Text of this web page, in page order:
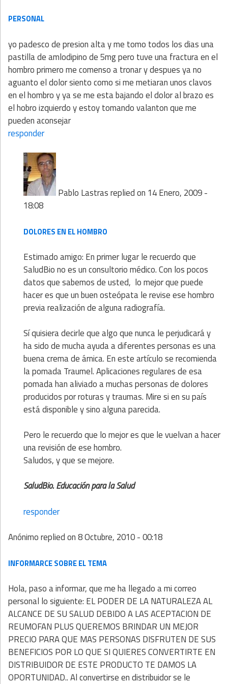
PERSONAL
yo padesco de presion alta y me tomo todos los dias una
pastilla de amlodipino de 5mg pero tuve una fractura en el
hombro primero me comenso a tronar y despues ya no
aguanto el dolor siento como si me metiaran unos clavos
en el hombro y ya se me esta bajando el dolor al brazo es
el hobro izquierdo y estoy tomando valanton que me
pueden aconsejar
responder
Pablo Lastrasreplied on 14 Enero, 2009 -
18:08
DOLORES EN EL HOMBRO
Estimado amigo: En primer lugar le recuerdo que
SaludBio no es un consultorio médico. Con los pocos
datos que sabemos de usted, lo mejor que puede
hacer es que un buen osteópata le revise ese hombro
previa realización de alguna radiografía.
Sí quisiera decirle que algo que nunca le perjudicará y
ha sido de mucha ayuda a diferentes personas es una
buena crema de árnica. En este artículo se recomienda
la pomada Traumel. Aplicaciones regulares de esa
pomada han aliviado a muchas personas de dolores
producidos por roturas y traumas. Mire si en su país
está disponible y sino alguna parecida.
Pero le recuerdo que lo mejor es que le vuelvan a hacer
una revisión de ese hombro.
Saludos, y que se mejore.
SaludBio. Educación para la Salud
responder
Anónimoreplied on8 Octubre, 2010 - 00:18
INFORMARCE SOBRE EL TEMA
Hola, paso a informar, que me ha llegado a mi correo
personal lo siguiente: EL PODER DE LA NATURALEZA AL
ALCANCE DE SU SALUD DEBIDO A LAS ACEPTACION DE
REUMOFAN PLUS QUEREMOS BRINDAR UN MEJOR
PRECIO PARA QUE MAS PERSONAS DISFRUTEN DE SUS
BENEFICIOS POR LO QUE SI QUIERES CONVERTIRTE EN
DISTRIBUIDOR DE ESTE PRODUCTO TE DAMOS LA
OPORTUNIDAD.. Al convertirse en distribuidor se le